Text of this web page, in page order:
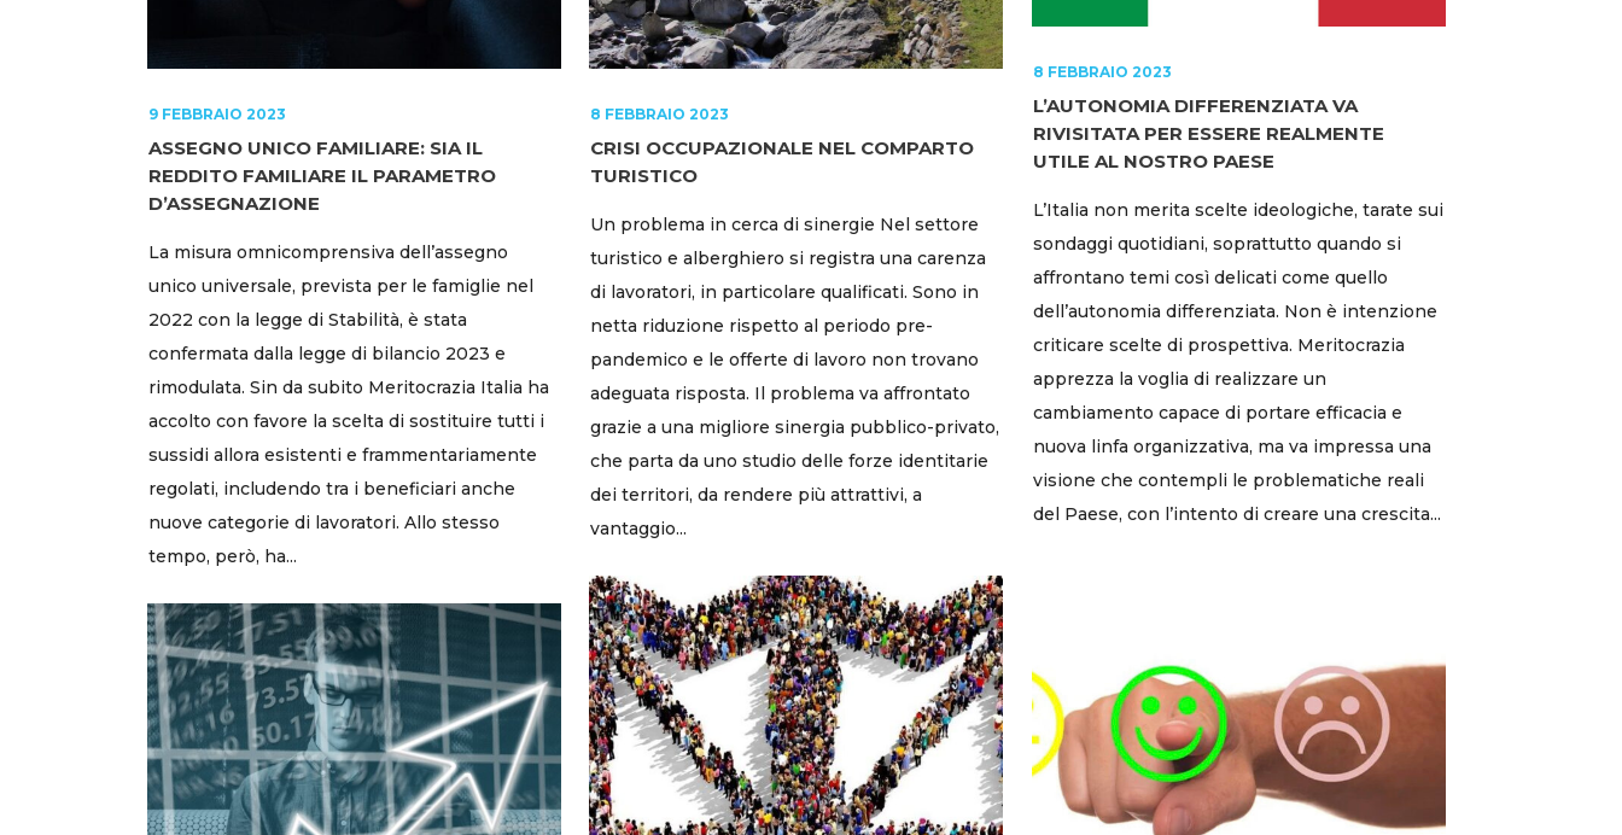
9 FEBBRAIO 2023
ASSEGNO UNICO FAMILIARE: SIA IL
REDDITO FAMILIARE IL PARAMETRO
D’ASSEGNAZIONE
La misura omnicomprensiva dell’assegno
unico universale, prevista per le famiglie nel
2022 con la legge di Stabilità, è stata
confermata dalla legge di bilancio 2023 e
rimodulata. Sin da subito Meritocrazia Italia ha
accolto con favore la scelta di sostituire tutti i
sussidi allora esistenti e frammentariamente
regolati, includendo tra i beneficiari anche
nuove categorie di lavoratori. Allo stesso
tempo, però, ha...
8 FEBBRAIO 2023
CRISI OCCUPAZIONALE NEL COMPARTO
TURISTICO
Un problema in cerca di sinergie Nel settore
turistico e alberghiero si registra una carenza
di lavoratori, in particolare qualificati. Sono in
netta riduzione rispetto al periodo pre-
pandemico e le offerte di lavoro non trovano
adeguata risposta. Il problema va affrontato
grazie a una migliore sinergia pubblico-privato,
che parta da uno studio delle forze identitarie
dei territori, da rendere più attrattivi, a
vantaggio...
8 FEBBRAIO 2023
L’AUTONOMIA DIFFERENZIATA VA
RIVISITATA PER ESSERE REALMENTE
UTILE AL NOSTRO PAESE
L’Italia non merita scelte ideologiche, tarate sui
sondaggi quotidiani, soprattutto quando si
affrontano temi così delicati come quello
dell’autonomia differenziata. Non è intenzione
criticare scelte di prospettiva. Meritocrazia
apprezza la voglia di realizzare un
cambiamento capace di portare efficacia e
nuova linfa organizzativa, ma va impressa una
visione che contempli le problematiche reali
del Paese, con l’intento di creare una crescita...